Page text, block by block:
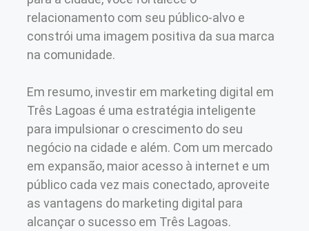
relacionamento com seu público-alvo e
constrói uma imagem positiva da sua marca
na comunidade.
Em resumo, investir em marketing digital em
Três Lagoas é uma estratégia inteligente
para impulsionar o crescimento do seu
negócio na cidade e além. Com um mercado
em expansão, maior acesso à internet e um
público cada vez mais conectado, aproveite
as vantagens do marketing digital para
alcançar o sucesso em Três Lagoas.